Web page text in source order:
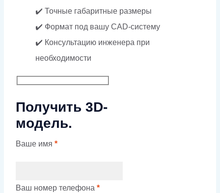
✔️ Точные габаритные размеры
✔️ Формат под вашу CAD-систему
✔️ Консультацию инженера при
необходимости
Получить 3D-
модель.
Ваше имя *
Ваш номер телефона *